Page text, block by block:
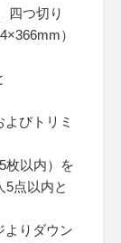
四つ切り
）
びトリミ
枚以内）を
5点以内と
りダウン